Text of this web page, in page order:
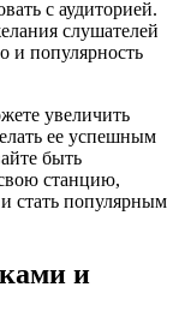
с аудиторией.
слушателей
и популярность
увеличить
ее успешным
быть
станцию,
стать популярным
и